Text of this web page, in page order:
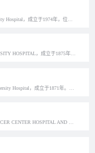
岐阜大学医学部附属医院 GIFU UNIVERSITY HOSPITAL，成立于1875年，位于日本岐阜县岐阜市的柳户，是日本的特定功能医院之一。